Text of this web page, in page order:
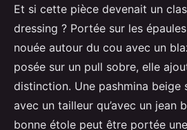
Et si cette pièce devenait un
dressing ? Portée sur les
nouée autour du cou avec un
posée sur un pull sobre, elle
distinction. Une pashmina beige
avec un tailleur qu’avec un jean
bonne étole peut être portée